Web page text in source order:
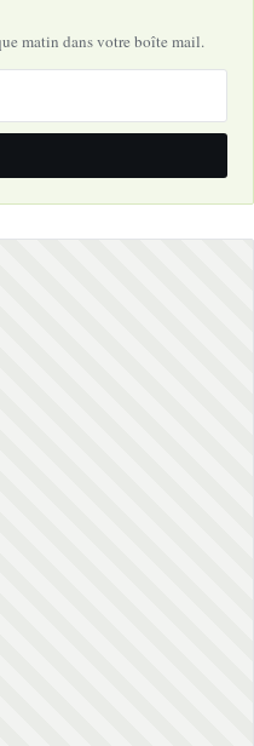
matin dans votre boîte mail.